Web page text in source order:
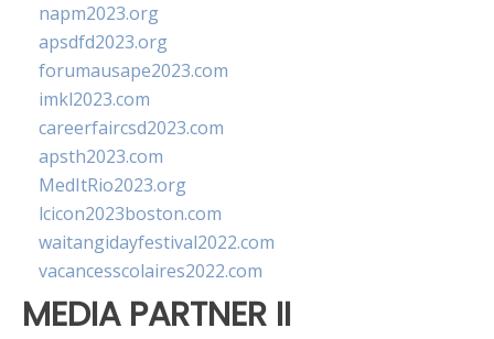
napm2023.org
apsdfd2023.org
forumausape2023.com
imkl2023.com
careerfaircsd2023.com
apsth2023.com
MedItRio2023.org
lcicon2023boston.com
waitangidayfestival2022.com
vacancesscolaires2022.com
MEDIA PARTNER II